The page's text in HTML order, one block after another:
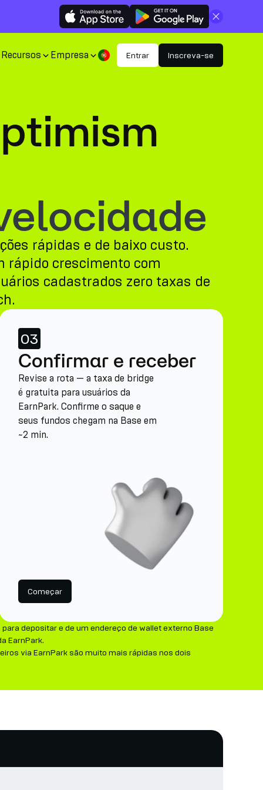
Fechar
Recursos Empresa Entrar Inscreva-se
rápidas e de baixo custo.
rápido crescimento com
cadastrados zero taxas de
03
Confirmar e receber
Revise a rota — a taxa de bridge
é gratuita para usuários da
EarnPark. Confirme o saque e
seus fundos chegam na Base em
~2 min.
Começar
depositar e de um endereço de wallet externo Base
EarnPark.
via EarnPark são muito mais rápidas nos dois